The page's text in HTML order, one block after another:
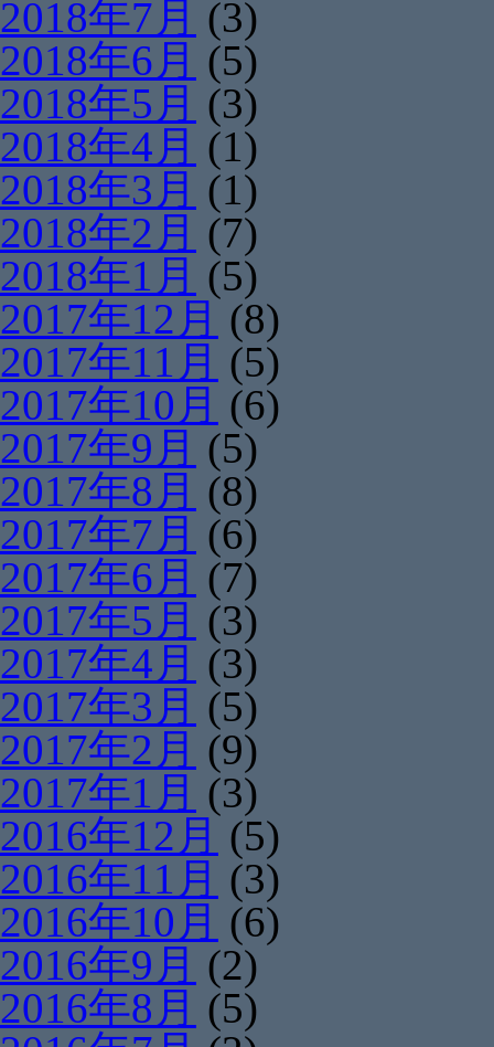
2018年7月 (3)
2018年6月 (5)
2018年5月 (3)
2018年4月 (1)
2018年3月 (1)
2018年2月 (7)
2018年1月 (5)
2017年12月 (8)
2017年11月 (5)
2017年10月 (6)
2017年9月 (5)
2017年8月 (8)
2017年7月 (6)
2017年6月 (7)
2017年5月 (3)
2017年4月 (3)
2017年3月 (5)
2017年2月 (9)
2017年1月 (3)
2016年12月 (5)
2016年11月 (3)
2016年10月 (6)
2016年9月 (2)
2016年8月 (5)